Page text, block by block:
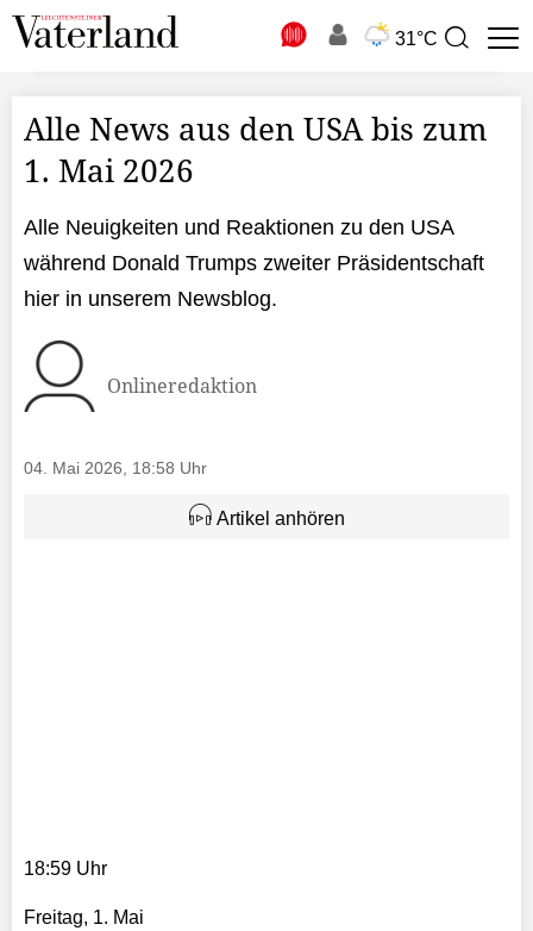
31°C
Suchbegriff
Alle News aus den USA bis zum
1. Mai 2026
Alle Neuigkeiten und Reaktionen zu den USA
während Donald Trumps zweiter Präsidentschaft
hier in unserem Newsblog.
04. Mai 2026, 18:58 Uhr
Onlineredaktion
Artikel anhören
18:59 Uhr
Freitag, 1. Mai